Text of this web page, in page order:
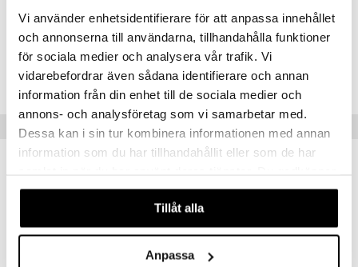
Vi använder enhetsidentifierare för att anpassa innehållet
och annonserna till användarna, tillhandahålla funktioner
för sociala medier och analysera vår trafik. Vi
vidarebefordrar även sådana identifierare och annan
information från din enhet till de sociala medier och
annons- och analysföretag som vi samarbetar med.
Dessa kan i sin tur kombinera informationen med annan
information som du har tillhandahållit eller som de har
våra cookies vid fortsatt användande av vår webbplats.
Tillåt alla
Anpassa
Valmistettu Italiassa.
Tuotenumero
IS013-1-WI
Vinkkejä sinulle